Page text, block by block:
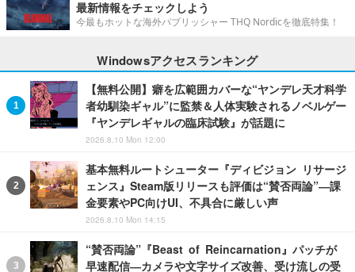
最新情報をチェックしよう
今最もホットな海外パブリッシャー THQ Nordicを徹底特集！
Windowsアクセスランキング
【無料公開】癖を広範囲カバーな“ヤンデレ天才科学
者幼馴染ギャル”に監禁＆人体実験されるノベルゲー
『ヤンデレギャルの臨床試験』が話題に
2026.8.10 Mon 12:00
基本無料ルートシューター『ディビジョン リサージ
ェンス』Steam版リリースも評価は“賛否両論”―課
金要素やPC向けUI、不具合に厳しい声
2026.8.10 Mon 14:15
“賛否両論”『Beast of Reincarnation』パッチが
早速配信―カメラや文字サイズ改善、受け流しの受